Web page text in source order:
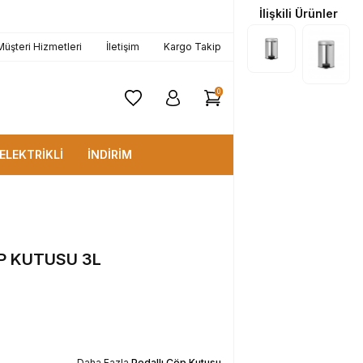
Hizmetleri İletişim Kargo Takip
0
ELEKTRİKLİ İNDİRİM
KUTUSU 3L
İlişkili Ürünler